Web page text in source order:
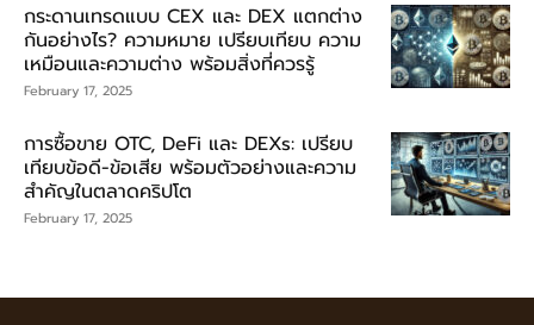
กระดานเทรดแบบ CEX และ DEX แตกต่าง
กันอย่างไร? ความหมาย เปรียบเทียบ ความ
เหมือนและความต่าง พร้อมสิ่งที่ควรรู้
February 17, 2025
การซื้อขาย OTC, DeFi และ DEXs: เปรียบ
เทียบข้อดี-ข้อเสีย พร้อมตัวอย่างและความ
สำคัญในตลาดคริปโต
February 17, 2025